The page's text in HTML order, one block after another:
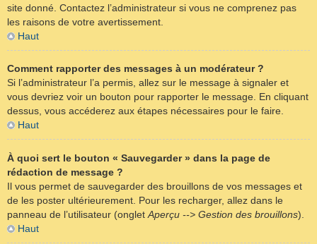
site donné. Contactez l’administrateur si vous ne comprenez pas
les raisons de votre avertissement.
Haut
Comment rapporter des messages à un modérateur ?
Si l’administrateur l’a permis, allez sur le message à signaler et
vous devriez voir un bouton pour rapporter le message. En cliquant
dessus, vous accéderez aux étapes nécessaires pour le faire.
Haut
À quoi sert le bouton « Sauvegarder » dans la page de
rédaction de message ?
Il vous permet de sauvegarder des brouillons de vos messages et
de les poster ultérieurement. Pour les recharger, allez dans le
panneau de l’utilisateur (onglet Aperçu --> Gestion des brouillons).
Haut